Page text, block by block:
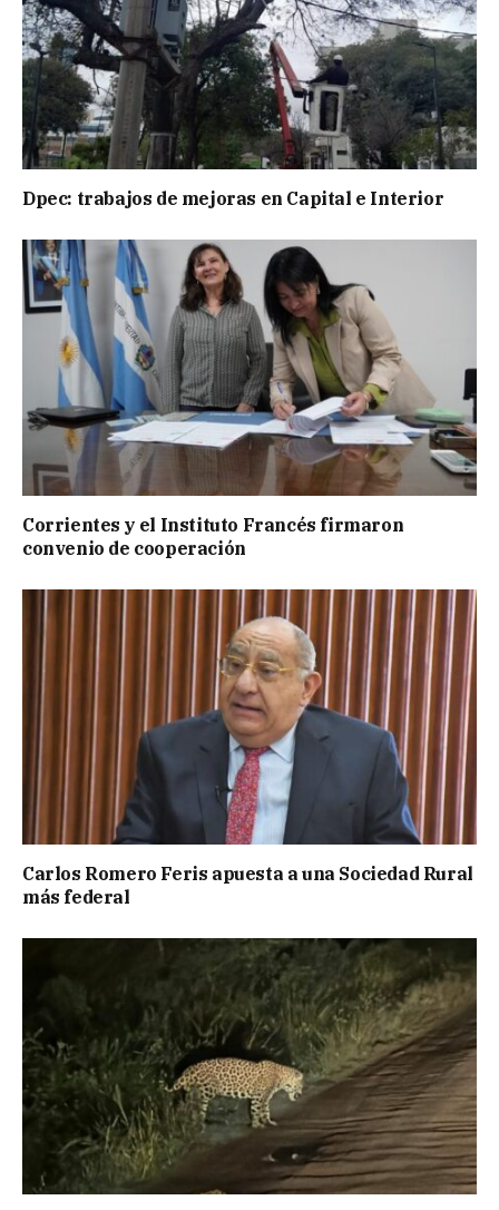
Dpec: trabajos de mejoras en Capital e Interior
Corrientes y el Instituto Francés firmaron
convenio de cooperación
Carlos Romero Feris apuesta a una Sociedad Rural
más federal